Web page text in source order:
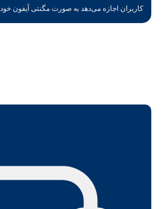
کاربران اجازه می‌دهد به صورت مگنتی آیفون خود